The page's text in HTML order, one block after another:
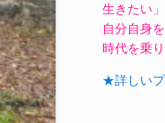
生きたい」
自分自身
時代を乗
★詳しいプ